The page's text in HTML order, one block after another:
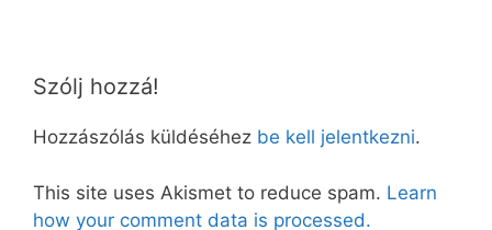
Szólj hozzá!
Hozzászólás küldéséhez be kell jelentkezni.
This site uses Akismet to reduce spam. Learn
how your comment data is processed.